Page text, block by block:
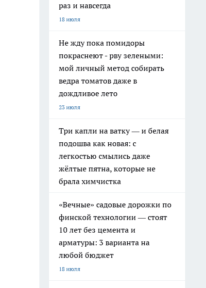
раз и навсегда
18 июля
Не жду пока помидоры
покраснеют - рву зелеными:
мой личный метод собирать
ведра томатов даже в
дождливое лето
23 июля
Три капли на ватку — и белая
подошва как новая: с
легкостью смылись даже
жёлтые пятна, которые не
брала химчистка
«Вечные» садовые дорожки по
финской технологии — стоят
10 лет без цемента и
арматуры: 3 варианта на
любой бюджет
18 июля